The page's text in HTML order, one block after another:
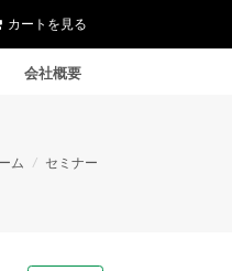
カートを見る
会社概要
ム / セミナー